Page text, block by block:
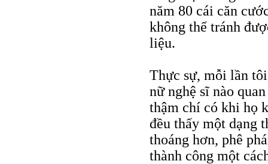
năm 80 cái căn
không thể tránh
liệu.
Thực sự, mỗi lần
nữ nghệ sĩ nào
thậm chí có khi họ
đều thấy một dạng
thoáng hơn, phê
thành công một